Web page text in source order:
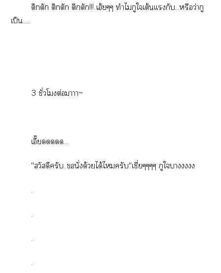
ตึกตัก ตึกตัก ตึกตัก!!! เฮ้ยๆๆ ทำไมกูใเต้นเเกับ...หรือว่ากู
เป็น.....
3 ชั่วโมงต่อมาาา~
เอี๊ยดดดดด...
"สวัสดีครับ..ขอนั่งด้วยได้ไครับ"เชี่ยๆๆๆๆ กูใา
.
.
.
.